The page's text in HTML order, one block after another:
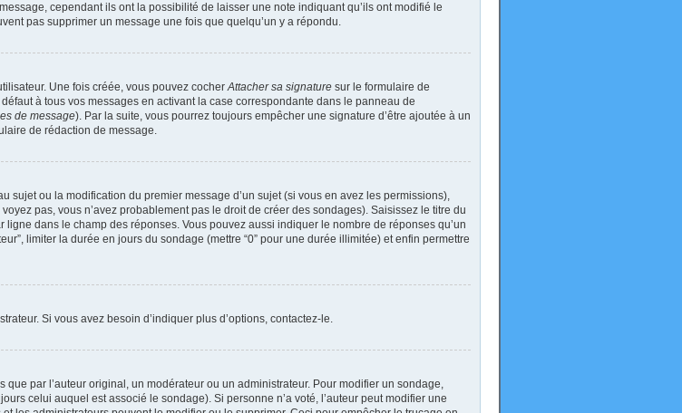
cependant ils ont la possibilité de laisser une note indiquant qu’ils ont modifié le
pas supprimer un message une fois que quelqu’un y a répondu.
Une fois créée, vous pouvez cocherAttacher sa signature sur le formulaire de
à tous vos messages en activant la case correspondante dans le panneau de
de message). Par la suite, vous pourrez toujours empêcher une signature d’être ajoutée à un
de rédaction de message.
sujet ou la modification du premier message d’un sujet (si vous en avez les permissions),
pas, vous n’avez probablement pas le droit de créer des sondages). Saisissez le titre du
dans le champ des réponses. Vous pouvez aussi indiquer le nombre de réponses qu’un
limiter la durée en jours du sondage (mettre “0” pour une durée illimitée) et enfin permettre
Si vous avez besoin d’indiquer plus d’options, contactez-le.
par l’auteur original, un modérateur ou un administrateur. Pour modifier un sondage,
celui auquel est associé le sondage). Si personne n’a voté, l’auteur peut modifier une